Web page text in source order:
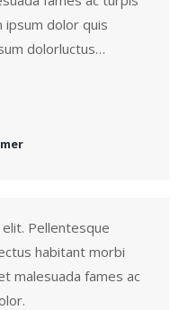
ipsum dolor quis
dolorluctus…
Pellentesque
habitant morbi
malesuada fames ac